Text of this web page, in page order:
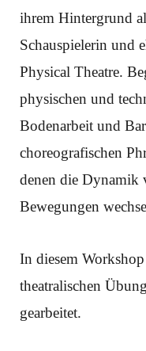
ihrem Hintergrund
Schauspielerin und
Physical Theatre.
physischen und
Bodenarbeit und
choreografischen
denen die Dynamik
Bewegungen
In diesem
theatralischen
gearbeitet.